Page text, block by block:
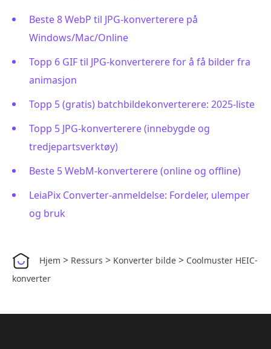
Beste 8 WebP til JPG-konverterere på
Windows/Mac/Online
Topp 6 GIF til JPG-konverterere for å få bilder fra
animasjon
Topp 5 (gratis) batchbildekonverterere: 2025-liste
Topp 5 JPG-konverterere (innebygde og
tredjepartsverktøy)
Beste 5 WebM-konverterere (online og offline)
LeiaPix Converter-anmeldelse: Fordeler, ulemper
og bruk
Hjem > Ressurs > Konverter bilde > Coolmuster HEIC-
konverter